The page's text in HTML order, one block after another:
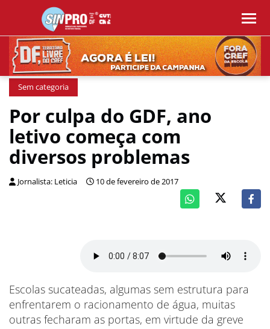
Sem categoria
Por culpa do GDF, ano
letivo começa com
diversos problemas
Jornalista: Leticia 10 de fevereiro de 2017
Escolas sucateadas, algumas sem estrutura para
enfrentarem o racionamento de água, muitas
outras fecharam as portas, em virtude da greve